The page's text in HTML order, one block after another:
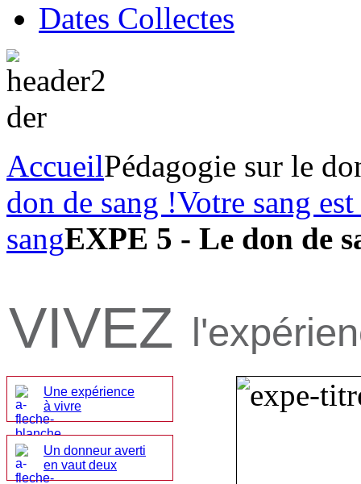
Dates Collectes
AccueilPédagogie sur le
don de sang !Votre sang
sangEXPE 5 - Le don de
VIVEZ
Une expérience
à vivre
Un donneur averti
en vaut deux